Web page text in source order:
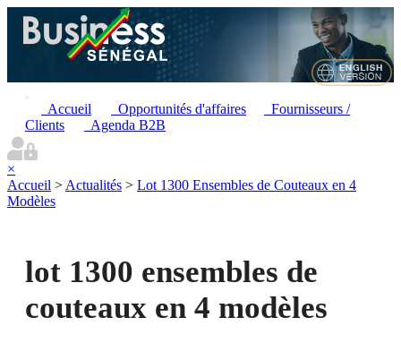
Accueil Opportunités d'affaires
Fournisseurs /
Clients
Agenda B2B
×
Accueil > Actualités > Lot 1300 Ensembles de Couteaux en 4
Modèles
lot 1300 ensembles de
couteaux en 4 modèles